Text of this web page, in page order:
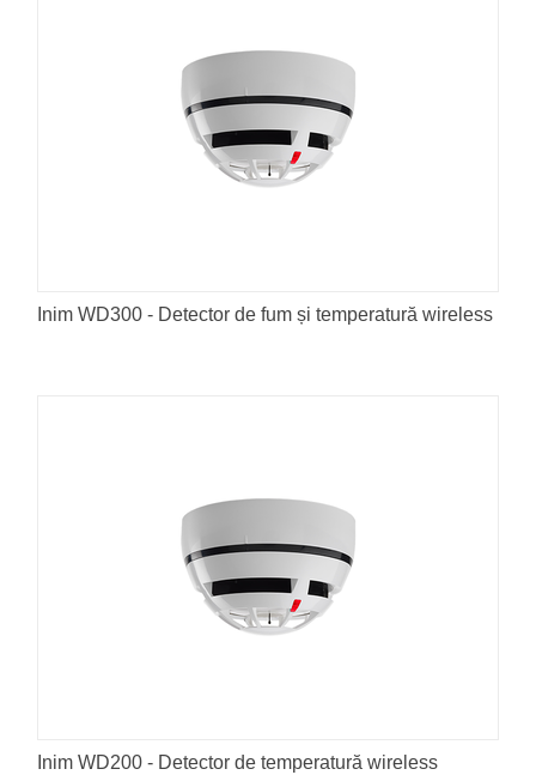
Inim WD300 - Detector de fum și temperatură wireless
Inim WD200 - Detector de temperatură wireless